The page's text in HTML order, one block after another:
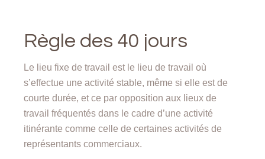
Règle des 40 jours
Le lieu fixe de travail est le lieu de travail où
s’effectue une activité stable, même si elle est de
courte durée, et ce par opposition aux lieux de
travail fréquentés dans le cadre d’une activité
itinérante comme celle de certaines activités de
représentants commerciaux.